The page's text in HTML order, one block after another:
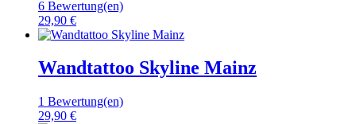
6 Bewertung(en)
29,90 €
Wandtattoo Skyline Mainz
1 Bewertung(en)
29,90 €